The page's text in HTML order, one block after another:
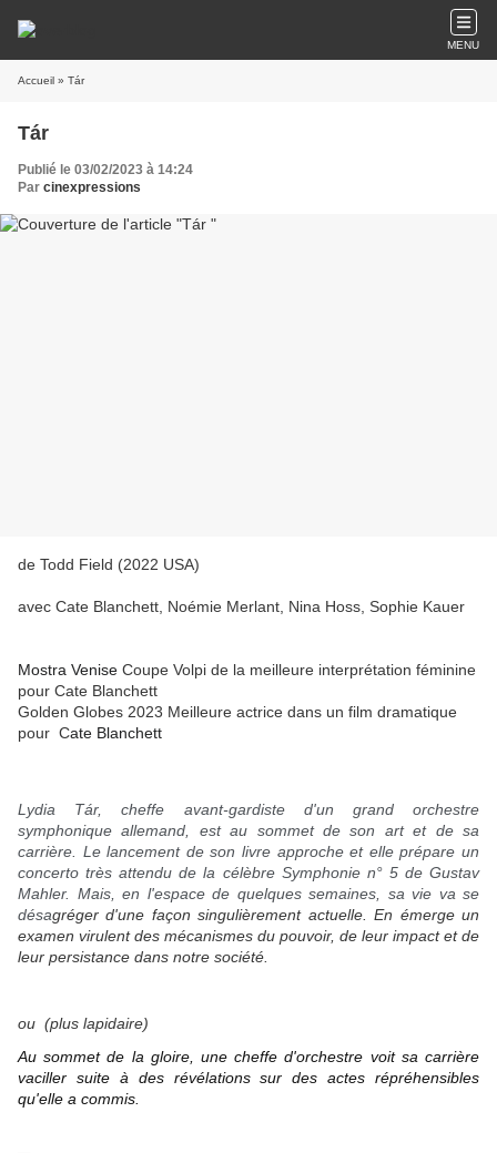
MENU
Accueil » Tár
Tár
Publié le 03/02/2023 à 14:24
Par cinexpressions
de Todd Field (2022 USA)
avec Cate Blanchett, Noémie Merlant, Nina Hoss, Sophie Kauer
Mostra Venise Coupe Volpi de la meilleure interprétation féminine
pour Cate Blanchett
Golden Globes 2023 Meilleure actrice dans un film dramatique
pour Cate Blanchett
Lydia Tár, cheffe avant-gardiste d'un grand orchestre
symphonique allemand, est au sommet de son art et de sa
carrière. Le lancement de son livre approche et elle prépare un
concerto très attendu de la célèbre Symphonie n° 5 de Gustav
Mahler. Mais, en l'espace de quelques semaines, sa vie va se
désagréger d'une façon singulièrement actuelle. En émerge un
examen virulent des mécanismes du pouvoir, de leur impact et de
leur persistance dans notre société.
ou (plus lapidaire)
Au sommet de la gloire, une cheffe d'orchestre voit sa carrière
vaciller suite à des révélations sur des actes répréhensibles
qu'elle a commis.